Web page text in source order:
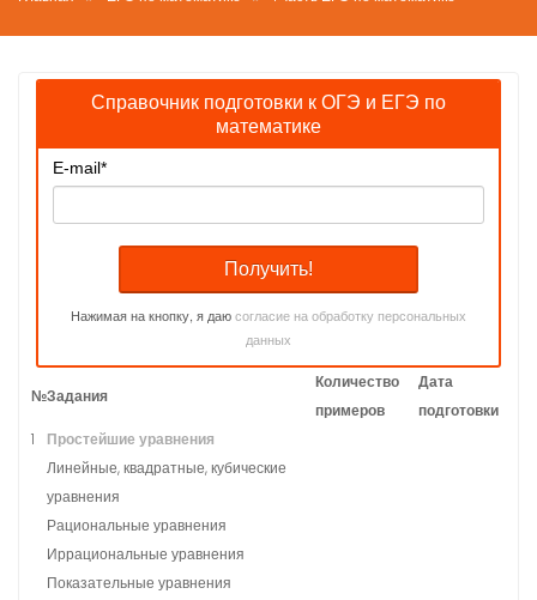
Справочник подготовки к ОГЭ и ЕГЭ по
математике
E-mail*
Нажимая на кнопку, я даюсогласие на обработку персональных
данных
№Задания
Количество
примеров
Дата
подготовки
1
Простейшие уравнения
Линейные, квадратные, кубические
уравнения
Рациональные уравнения
Иррациональные уравнения
Показательные уравнения